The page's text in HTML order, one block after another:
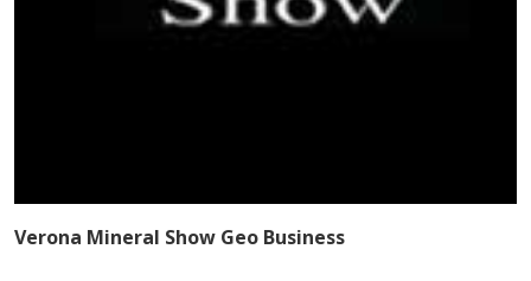
Verona Mineral Show Geo Business